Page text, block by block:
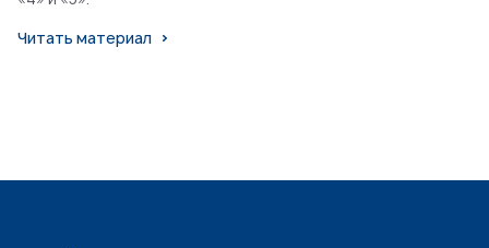
Читать материал